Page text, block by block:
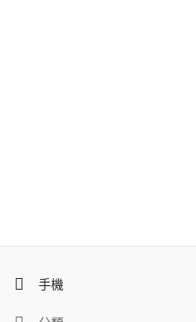
手機
Copyright ? 2002-2019 新河縣志祥